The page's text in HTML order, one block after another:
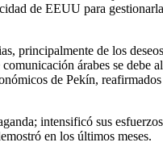
de EEUU para
principalmente de los
árabes se debe
de Pekín,
intensificó sus
en los últimos meses.